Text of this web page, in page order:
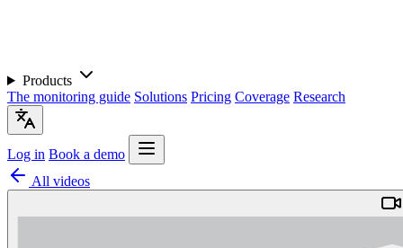
Products
The monitoring guide Solutions Pricing Coverage Research
Log in Book a demo
All videos